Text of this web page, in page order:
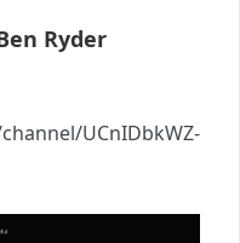
Ryder
UCnIDbkWZ-